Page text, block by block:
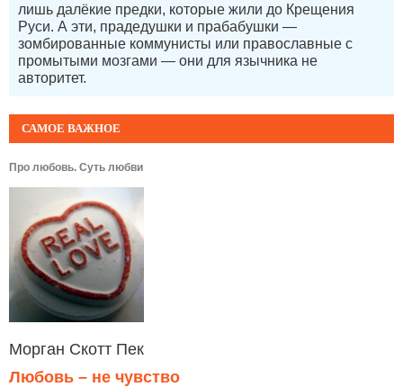
САМОЕ ВАЖНОЕ
Про любовь. Суть любви
Морган Скотт Пек
Любовь – не чувство
лишь далёкие предки, которые жили до Крещения
Руси. А эти, прадедушки и прабабушки —
зомбированные коммунисты или православные с
промытыми мозгами — они для язычника не
авторитет.